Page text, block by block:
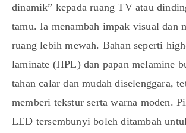
dinamik” kepada ruang TV atau
tamu. Ia menambah impak visual dan
ruang lebih mewah. Bahan seperti
laminate (HPL) dan papan melamine
tahan calar dan mudah diselenggara,
memberi tekstur serta warna moden.
LED tersembunyi boleh ditambah